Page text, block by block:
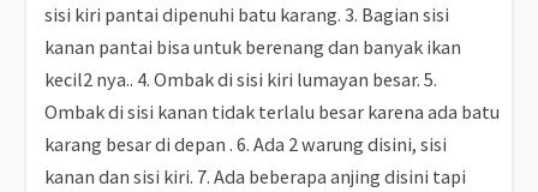
sisi kiri pantai dipenuhi batu karang. 3. Bagian sisi
kanan pantai bisa untuk berenang dan banyak ikan
kecil2 nya.. 4. Ombak di sisi kiri lumayan besar. 5.
Ombak di sisi kanan tidak terlalu besar karena ada batu
karang besar di depan . 6. Ada 2 warung disini, sisi
kanan dan sisi kiri. 7. Ada beberapa anjing disini tapi